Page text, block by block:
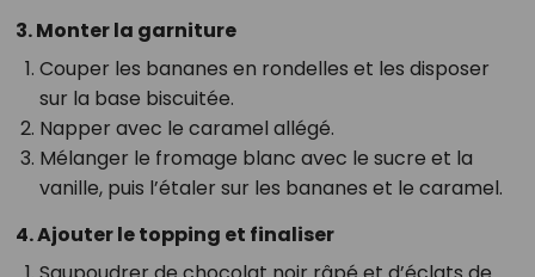
3. Monter la garniture
Couper les bananes en rondelles et les disposer
sur la base biscuitée.
Napper avec le caramel allégé.
Mélanger le fromage blanc avec le sucre et la
vanille, puis l’étaler sur les bananes et le caramel.
4. Ajouter le topping et finaliser